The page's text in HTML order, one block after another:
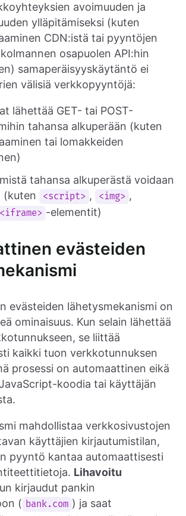
avoimuuden ja
ylläpitämiseksi (kuten
CDN:istä tai pyyntöjen
osapuolen API:hin
samaperäisyyskäytäntö ei
välisiä verkkopyyntöjä:
lähettää GET- tai POST-
tahansa alkuperään (kuten
tai lomakkeiden
tahansa alkuperästä voidaan
(kuten
<script> , <img> ,
<iframe> -elementit)
evästeiden
evästeiden lähetysmekanismi on
ominaisuus. Kun selain lähettää
se liittää
kaikki tuon verkkotunnuksen
prosessi on automaattinen eikä
koodia tai käyttäjän
mahdollistaa verkkosivustojen
käyttäjien kirjautumistilan,
pyyntö kantaa automaattisesti
Lihavoitu
kirjaudut pankin
( bank.com ) ja saat